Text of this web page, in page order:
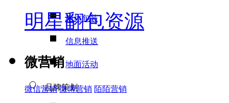
柜体包装
信息推送
地面活动
品牌策划
明星翻包资源
微营销
微信营销 微博营销 陌陌营销